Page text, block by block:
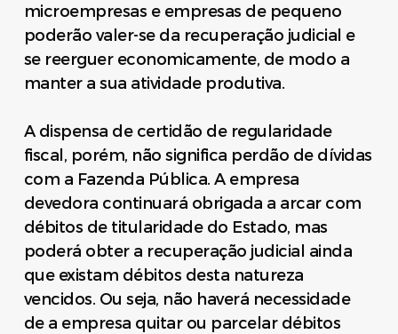
microempresas e empresas de pequeno
poderão valer-se da recuperação judicial e
se reerguer economicamente, de modo a
manter a sua atividade produtiva.
A dispensa de certidão de regularidade
fiscal, porém, não significa perdão de dívidas
com a Fazenda Pública. A empresa
devedora continuará obrigada a arcar com
débitos de titularidade do Estado, mas
poderá obter a recuperação judicial ainda
que existam débitos desta natureza
vencidos. Ou seja, não haverá necessidade
de a empresa quitar ou parcelar débitos